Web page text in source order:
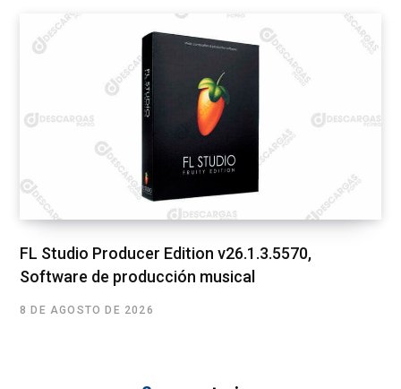
FL Studio Producer Edition v26.1.3.5570,
Software de producción musical
8 DE AGOSTO DE 2026